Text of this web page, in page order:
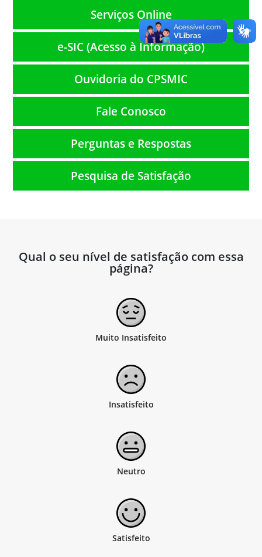
Serviços Online
e-SIC (Acesso à Informação)
Ouvidoria do CPSMIC
Fale Conosco
Perguntas e Respostas
Pesquisa de Satisfação
Qual o seu nível de satisfação com essa
página?